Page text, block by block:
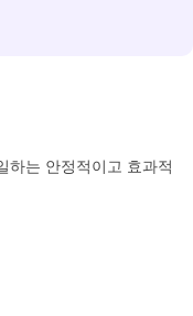
하는 안정적이고 효과적